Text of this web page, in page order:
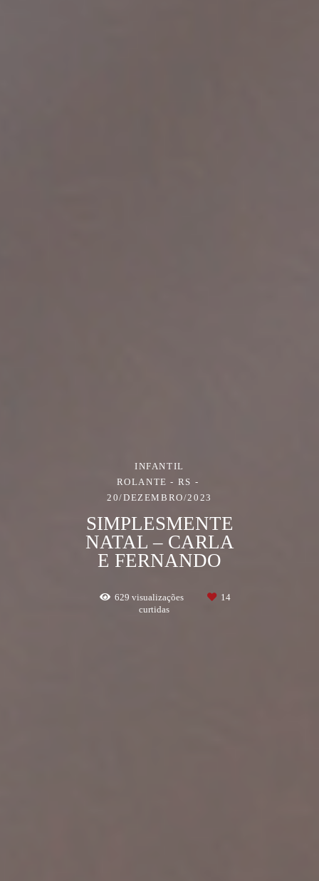
INFANTIL
ROLANTE - RS
20/DEZEMBRO/2023
SIMPLESMENTE
NATAL – CARLA
E FERNANDO
629 visualizações
14
curtidas